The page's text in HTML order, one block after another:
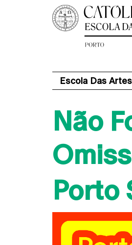
Escola Das Artes
Não
Porto